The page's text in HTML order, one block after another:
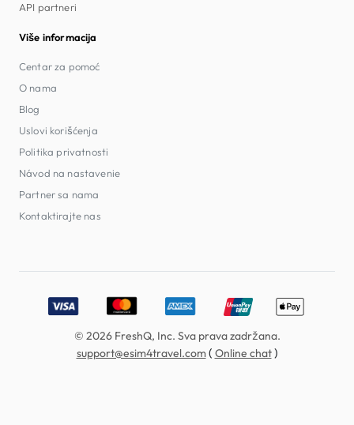
API partneri
Više informacija
Centar za pomoć
O nama
Blog
Uslovi korišćenja
Politika privatnosti
Návod na nastavenie
Partner sa nama
Kontaktirajte nas
Accepted payment methods: Visa, MasterCard, American
© 2026 FreshQ, Inc. Sva prava zadržana.
support@esim4travel.com( Online chat)